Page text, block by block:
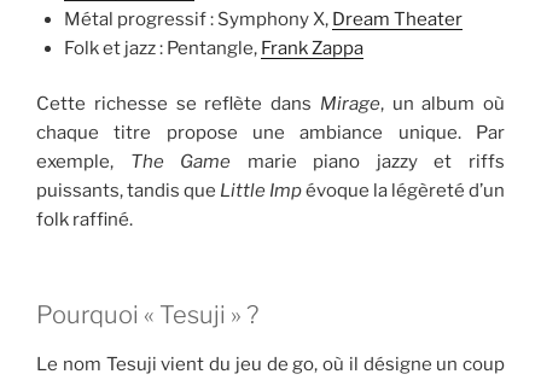
Métal progressif : Symphony X, Dream Theater
Folk et jazz : Pentangle, Frank Zappa
Cette richesse se reflète dans Mirage, un album où
chaque titre propose une ambiance unique. Par
exemple, The Game marie piano jazzy et riffs
puissants, tandis que Little Impévoque la légèreté d’un
folk raffiné.
Pourquoi « Tesuji » ?
Le nom Tesuji vient du jeu de go, où il désigne un coup